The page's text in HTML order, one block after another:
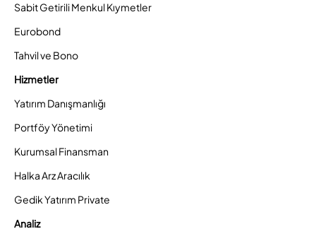
Sabit Getirili Menkul Kıymetler
Eurobond
Tahvil ve Bono
Hizmetler
Yatırım Danışmanlığı
Portföy Yönetimi
Kurumsal Finansman
Halka Arz Aracılık
Gedik Yatırım Private
Analiz